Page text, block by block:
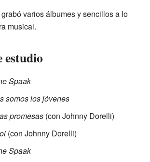
varios álbumes y sencillos a lo
musical.
estudio
Spaak
somos los jóvenes
promesas (con Johnny Dorelli)
(con Johnny Dorelli)
Spaak